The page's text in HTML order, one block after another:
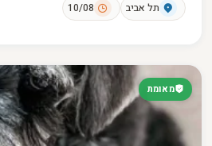
תל אביב 10/08
מאומת